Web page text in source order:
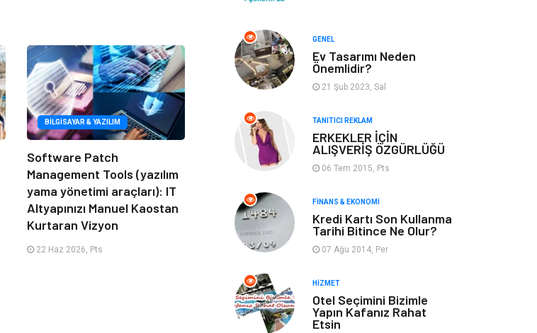
BILGISAYAR & YAZILIM
Software Patch
Management Tools (yazılım
yama yönetimi araçları): IT
Altyapınızı Manuel Kaostan
Kurtaran Vizyon
22 Haz 2026, Pts
Yazılım
Tatil Genel Kültür
Emlak
Ev İşleri Organizasyon
Sigorta Aksesuar
Mobilya Astroloji
Bebek Giyim
Doğal Enerji
GENEL
Ev Tasarımı Neden
Önemlidir?
21 Şub 2023, Sal
TANITICI REKLAM
ERKEKLER İÇİN
ALIŞVERİŞ ÖZGÜRLÜĞÜ
06 Tem 2015, Pts
FINANS & EKONOMI
Kredi Kartı Son Kullanma
Tarihi Bitince Ne Olur?
07 Ağu 2014, Per
HIZMET
Otel Seçimini Bizimle
Yapın Kafanız Rahat
Etsin